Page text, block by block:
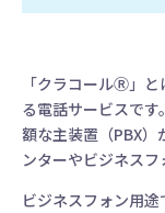
「クラコールⓇ」
る電話サービスで
額な主装置（PBX
ンターやビジネスフ
ビジネスフォン用